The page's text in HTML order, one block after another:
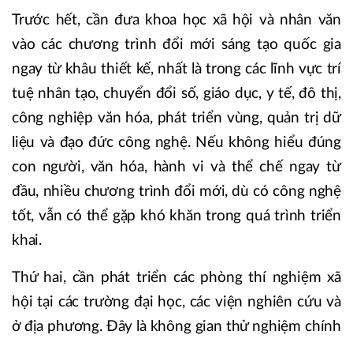
Trước hết, cần đưa khoa học xã hội và nhân văn
vào các chương trình đổi mới sáng tạo quốc gia
ngay từ khâu thiết kế, nhất là trong các lĩnh vực trí
tuệ nhân tạo, chuyển đổi số, giáo dục, y tế, đô thị,
công nghiệp văn hóa, phát triển vùng, quản trị dữ
liệu và đạo đức công nghệ. Nếu không hiểu đúng
con người, văn hóa, hành vi và thể chế ngay từ
đầu, nhiều chương trình đổi mới, dù có công nghệ
tốt, vẫn có thể gặp khó khăn trong quá trình triển
khai.
Thứ hai, cần phát triển các phòng thí nghiệm xã
hội tại các trường đại học, các viện nghiên cứu và
ở địa phương. Đây là không gian thử nghiệm chính